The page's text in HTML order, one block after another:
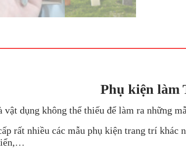
Phụ kiện làm
dụng không thể thiếu để làm ra những
rất nhiều các mẫu phụ kiện trang trí